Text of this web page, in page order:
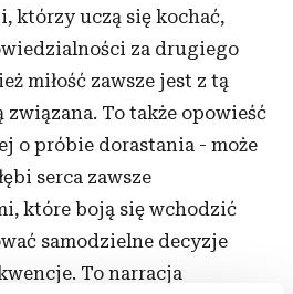
którzy uczą się kochać,
za drugiego
miłość zawsze jest z tą
To także opowieść
o próbie dorastania - może
serca zawsze
które boją się wchodzić
samodzielne decyzje
To narracja